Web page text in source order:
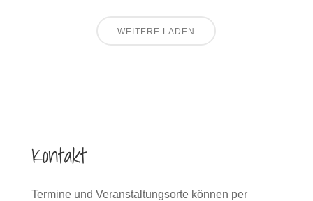
WEITERE LADEN
Kontakt
Termine und Veranstaltungsorte können per